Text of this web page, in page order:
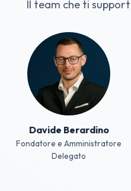
Il team che ti
Davide Berardino
Fondatore e Amministratore
Delegato